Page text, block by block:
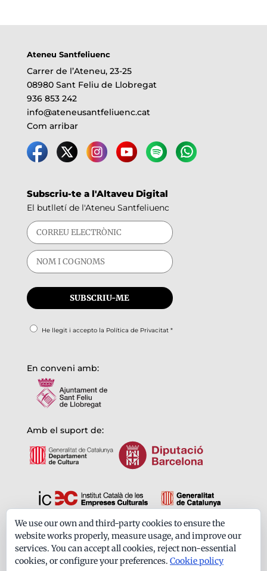
Ateneu Santfeliuenc
Carrer de l’Ateneu, 23-25
08980 Sant Feliu de Llobregat
936 853 242
info@ateneusantfeliuenc.cat
Com arribar
Subscriu-te a l'Altaveu Digital
El butlletí de l'Ateneu Santfeliuenc
He llegit i accepto la Política de Privacitat*
En conveni amb:
Amb el suport de:
Formem part de:
We use our own and third-party cookies to ensure the
website works properly, measure usage, and improve our
services. You can accept all cookies, reject non-essential
cookies, or configure your preferences. Cookie policy